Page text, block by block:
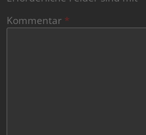
Kommentar *